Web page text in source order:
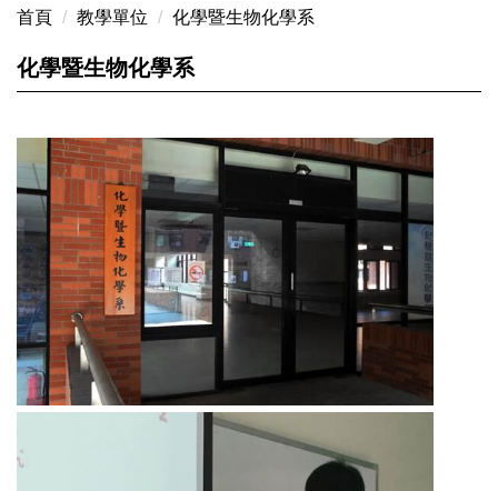
首頁 教學單位 化學暨生物化學系
化學暨生物化學系